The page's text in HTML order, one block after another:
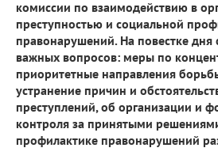
комиссии по взаимодействию в
преступностью и социальной
правонарушений. На повестке дня
важных вопросов: меры по
приоритетные направления
устранение причин и
преступлений, об организации и
контроля за принятыми
профилактике правонарушений